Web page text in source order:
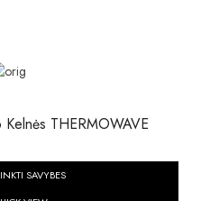
THERMOWAVE
SAVYBES